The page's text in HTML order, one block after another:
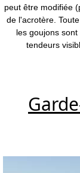
peut être modifiée
de l'acrotère.
les goujons
tendeurs